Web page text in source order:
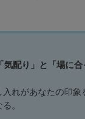
「気配り」と「場に合
れがあなたの印象
。